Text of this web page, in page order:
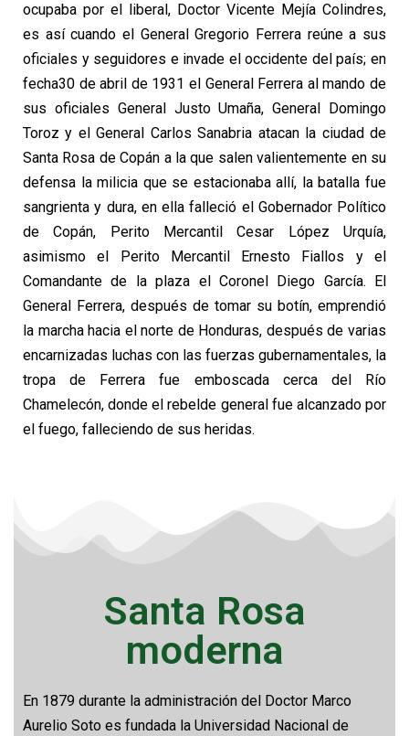
ocupaba por el liberal, Doctor Vicente Mejía Colindres,
es así cuando el General Gregorio Ferrera reúne a sus
oficiales y seguidores e invade el occidente del país; en
fecha30 de abril de 1931 el General Ferrera al mando de
sus oficiales General Justo Umaña, General Domingo
Toroz y el General Carlos Sanabria atacan la ciudad de
Santa Rosa de Copán a la que salen valientemente en su
defensa la milicia que se estacionaba allí, la batalla fue
sangrienta y dura, en ella falleció el Gobernador Político
de Copán, Perito Mercantil Cesar López Urquía,
asimismo el Perito Mercantil Ernesto Fiallos y el
Comandante de la plaza el Coronel Diego García. El
General Ferrera, después de tomar su botín, emprendió
la marcha hacia el norte de Honduras, después de varias
encarnizadas luchas con las fuerzas gubernamentales, la
tropa de Ferrera fue emboscada cerca del Río
Chamelecón, donde el rebelde general fue alcanzado por
el fuego, falleciendo de sus heridas.
Santa Rosa
moderna
En 1879 durante la administración del Doctor Marco
Aurelio Soto es fundada la Universidad Nacional de